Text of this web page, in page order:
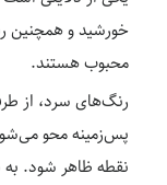
خورشید و همچنین
محبوب هستند.
رنگ‌های سرد، از
پس‌زمینه محو
نقطه ظاهر شود. به